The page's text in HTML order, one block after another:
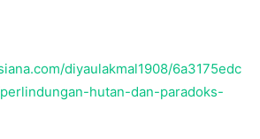
diyaulakmal1908/6a3175edc
hutan-dan-paradoks-